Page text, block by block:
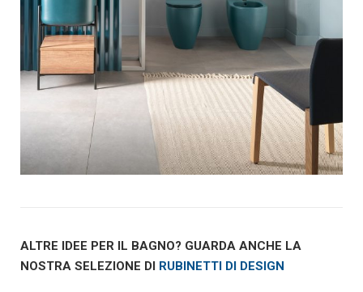
ALTRE IDEE PER IL BAGNO? GUARDA ANCHE LA
NOSTRA SELEZIONE DI RUBINETTI DI DESIGN